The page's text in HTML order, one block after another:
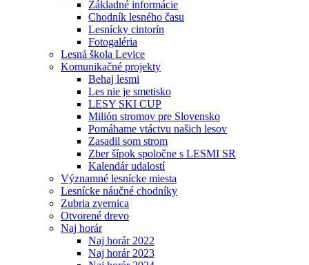
Základné informácie
Chodník lesného času
Lesnícky cintorín
Fotogaléria
Lesná škola Levice
Komunikačné projekty
Behaj lesmi
Les nie je smetisko
LESY SKI CUP
Milión stromov pre Slovensko
Pomáhame vtáctvu našich lesov
Zasadil som strom
Zber šípok spoločne s LESMI SR
Kalendár udalostí
Významné lesnícke miesta
Lesnícke náučné chodníky
Zubria zvernica
Otvorené drevo
Naj horár
Naj horár 2022
Naj horár 2023